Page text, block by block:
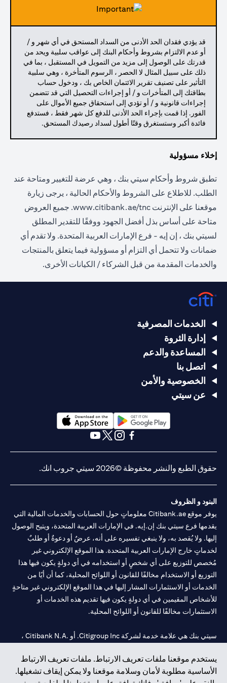
قد يؤدي فقدان الحد الأدنى من السداد المستحق في أي شهر و /
أو عدم الالتزام بشروط وأحكام البنك إلى عواقب سلبية ويحد من
قدرتك على الوصول إلى مزيد من التمويل في المستقبل ، بما في
ذلك على سبيل المثال لا الحصر ، الرسوم المتأخرة ، وهي سلبية
التأثير على تصنيف تقرير الائتمان الخاص بك ، ودخول حساب
بطاقتك إلى المتأخرات و / أو إجراءات التحصيل التي قد تتضمن
إجراءات قانونية و / أو تؤدي إلى استحقاق جميع الأموال على
الفور. إذا قمت بإجراء الحد الأدنى للدفع كل شهر فقط ، فستدفع
فائدة أكبر وستستغرق وقتًا أطول لسداد رصيدك المستحق.
إخلاء مسؤولية
تطبق شروط وأحكام سيتي بنك ، وهي عرضة للتغيير ومتاحة عند
الطلب. للاطلاع على الشروط والأحكام الحالية ، يرجى زيارة
موقعنا على الإنترنت www.citibank.ae/tnc. جميع العروض
متاحة على أساس بذل أفضل الجهود ووفقًا للتقدير المطلق
لسيتي بنك ، إن إيه - فرع الإمارات العربية المتحدة. ولا تقدم أي
ضمانات ولا تتحمل أي التزام أو مسؤولية فيما يتعلق بالمنتجات
والخدمات المقدمة من قبل الشركاء / الكيانات الأخرى.
يستخدم موقعنا ملفات تعريف الارتباط. ملفات تعريف الارتباط
الأساسية مطلوبة لأمان وسلامة موقعنا ولا يمكن إيقاف تشغيلها.
الخدمات المصرفية
إدارة الثروة
المساعدة والدعم
اتصل بنا
الخصوصية والأمن
عن سيتي
(opens in a new tab)
حقوق الطبع والنشر محفوظة ©2026 سيتي جروب انك.
البنود و الظروف
يوفر موقع Citibank.ae معلوماتٍ حول الحسابات والخدمات المالية التي
يقدمها فرع سيتي بنك إن.إيه. في الإمارات العربية المتحدة، ويتيح الوصول
إليها. ولا يُقصد به، ولا ينبغي تفسيره على أنه، عرضٌ أو دعوةٌ أو طلبٌ
لخدماتٍ خارج الإمارات العربية المتحدة. هذا الموقع الإلكتروني غير
مُخصص للتوزيع على أي شخصٍ أو استخدامه في أي دولةٍ يكون فيها هذا
التوزيع أو الاستخدام مخالفًا للقانون أو اللوائح المحلية، كما أن أيًا من
الخدمات أو الاستثمارات المشار إليها في هذا الموقع الإلكتروني غير متاحةٍ
للأشخاص المقيمين في أي دولةٍ يكون فيها تقديم هذه الخدمات أو
الاستثمارات مخالفًا للقانون أو اللوائح المحلية.
سيتي بنك هي علامة خدمة لشركة Citigroup Inc. أو .Citibank N.A ،
سيتي بنك إن. إيه. الإمارات مسجل لدى مصرف الإمارات المركزي تحت